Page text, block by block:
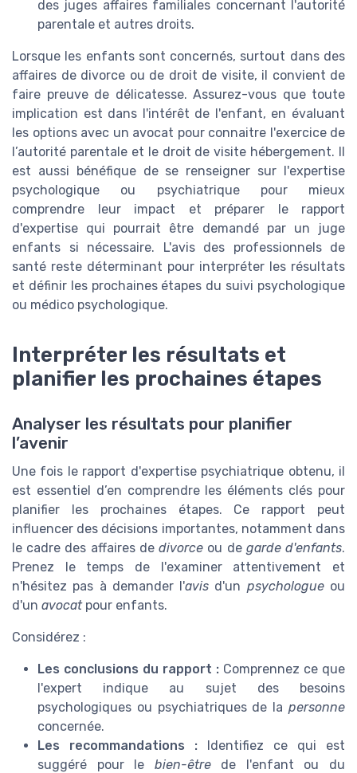
des juges affaires familiales concernant l'autorité
parentale et autres droits.
Lorsque les enfants sont concernés, surtout dans des
affaires de divorce ou de droit de visite, il convient de
faire preuve de délicatesse. Assurez-vous que toute
implication est dans l'intérêt de l'enfant, en évaluant
les options avec un avocat pour connaitre l'exercice de
l’autorité parentale et le droit de visite hébergement. Il
est aussi bénéfique de se renseigner sur l'expertise
psychologique ou psychiatrique pour mieux
comprendre leur impact et préparer le rapport
d'expertise qui pourrait être demandé par un juge
enfants si nécessaire. L'avis des professionnels de
santé reste déterminant pour interpréter les résultats
et définir les prochaines étapes du suivi psychologique
ou médico psychologique.
Interpréter les résultats et
planifier les prochaines étapes
Analyser les résultats pour planifier
l’avenir
Une fois le rapport d'expertise psychiatrique obtenu, il
est essentiel d’en comprendre les éléments clés pour
planifier les prochaines étapes. Ce rapport peut
influencer des décisions importantes, notamment dans
le cadre des affaires dedivorce ou de garde d'enfants.
Prenez le temps de l'examiner attentivement et
n'hésitez pas à demander l'avis d'un psychologueou
d'un avocatpour enfants.
Considérez :
Les conclusions du rapport : Comprennez ce que
l'expert indique au sujet des besoins
psychologiques ou psychiatriques de la personne
concernée.
Les recommandations : Identifiez ce qui est
suggéré pour le bien-êtrede l'enfant ou du